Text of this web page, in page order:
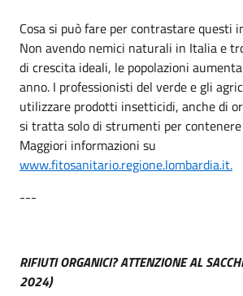
Cosa si può fare per contrastare questi
Non avendo nemici naturali in Italia e
di crescita ideali, le popolazioni
anno. I professionisti del verde e gli
utilizzare prodotti insetticidi, anche di
si tratta solo di strumenti per
Maggiori informazioni su
www.fitosanitario.regione.lombardia.it.
---
RIFIUTI ORGANICI? ATTENZIONE AL
2024)